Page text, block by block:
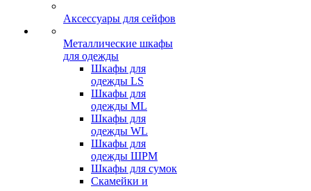
Аксессуары для сейфов
Металлические шкафы
для одежды
Шкафы для
одежды LS
Шкафы для
одежды ML
Шкафы для
одежды WL
Шкафы для
одежды ШРМ
Шкафы для сумок
Скамейки и